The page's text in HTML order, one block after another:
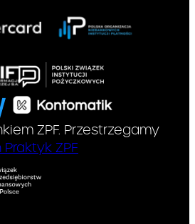
ZPF. Przestrzegamy
ZPF